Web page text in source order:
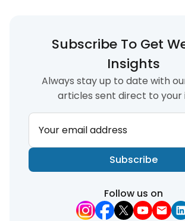
Subscribe To Get
Insights
Always stay up to date with
articles sent direct to your
Your email address
Subscribe
Follow us on